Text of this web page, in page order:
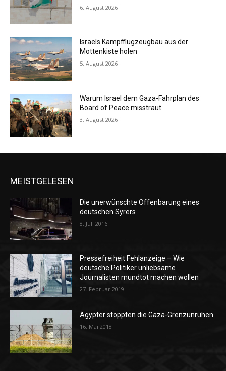
6. August 2026
Israels Kampfflugzeugbau aus der
Mottenkiste holen
5. August 2026
Warum Israel dem Gaza-Fahrplan des
Board of Peace misstraut
3. August 2026
MEISTGELESEN
Die unerwünschte Offenbarung eines
deutschen Syrers
8. Juli 2016
Pressefreiheit Fehlanzeige – Wie
deutsche Politiker unliebsame
Journalisten mundtot machen wollen
27. Februar 2019
Ägypter stoppten die Gaza-Grenzunruhen
16. Mai 2018